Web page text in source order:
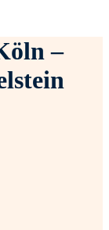
–